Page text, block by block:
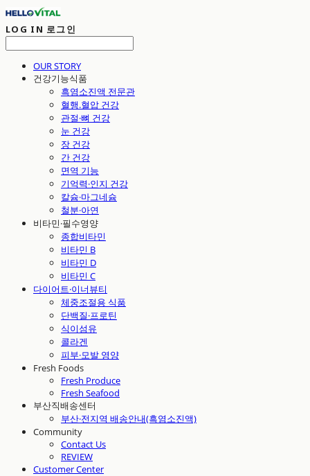
LOG IN 로그인
OUR STORY
건강기능식품
흑염소진액 전문관
혈행.혈압 건강
관절·뼈 건강
눈 건강
장 건강
간 건강
면역 기능
기억력·인지 건강
칼슘·마그네슘
철분·아연
비타민·필수영양
종합비타민
비타민 B
비타민 D
비타민 C
다이어트·이너뷰티
체중조절용 식품
단백질·프로틴
식이섬유
콜라겐
피부·모발 영양
Fresh Foods
Fresh Produce
Fresh Seafood
부산직배송센터
부산·전지역 배송안내(흑염소진액)
Community
Contact Us
REVIEW
Customer Center